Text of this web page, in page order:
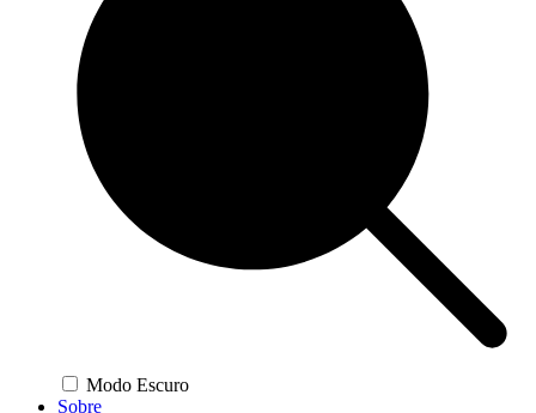
Modo Escuro
Sobre